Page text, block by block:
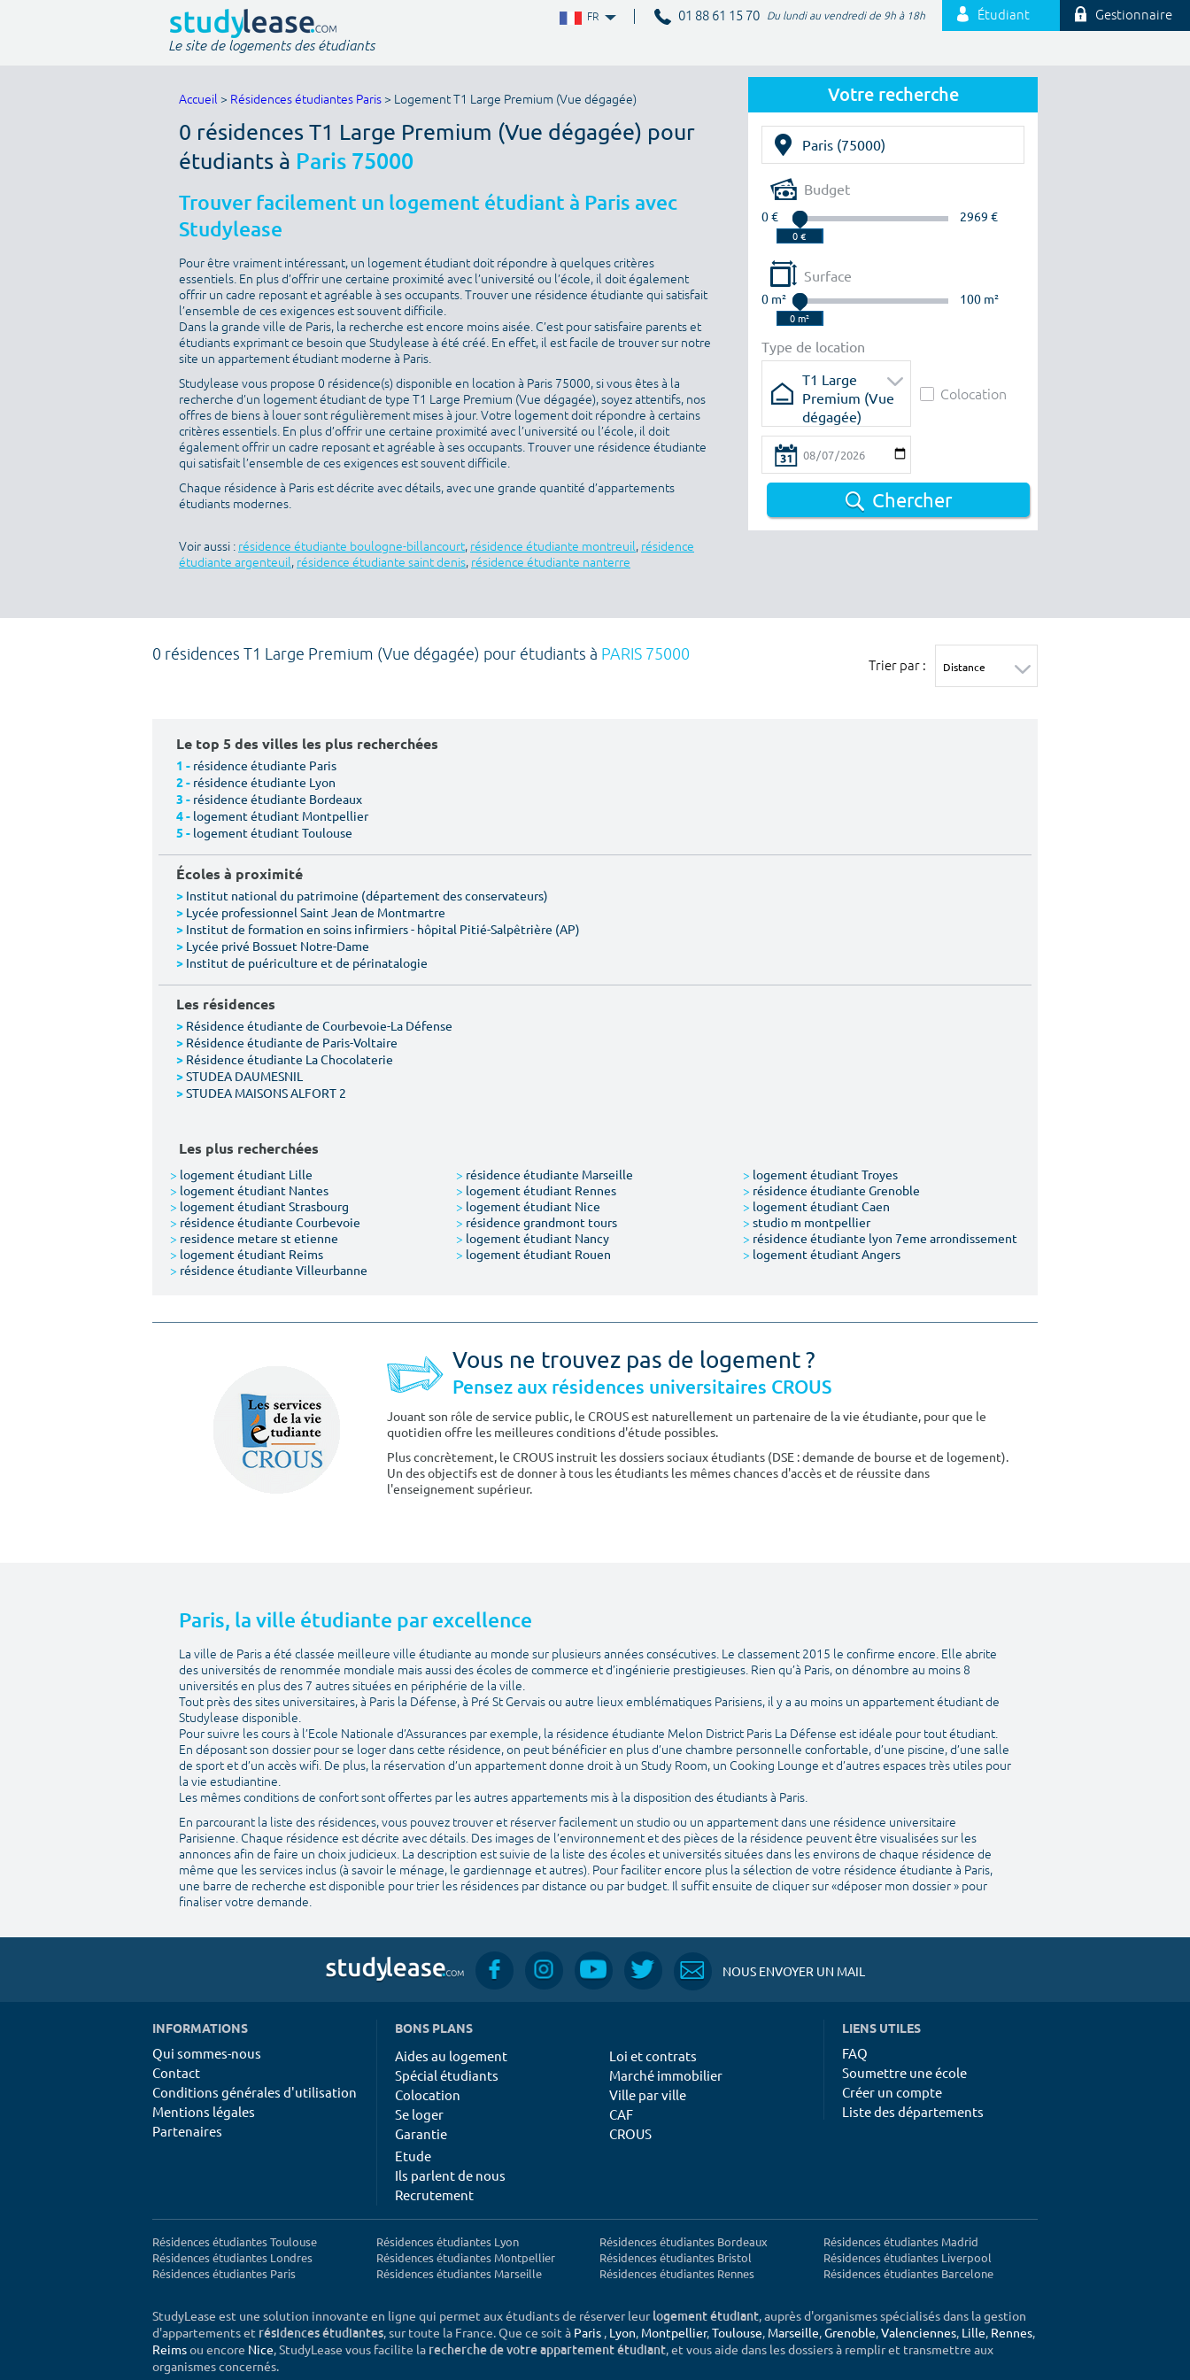
FR 01 88 61 15 70 Du lundi au vendredi de 9h à 18h Étudiant Gestionnaire
Le site de logements des étudiants
Votre recherche
Budget
0 € 2969 €
Surface
0 m² 100 m²
Type de location
T1 Large
Premium (Vue
dégagée)
Colocation
Chercher
Accueil > Résidences étudiantes Paris > Logement T1 Large Premium (Vue dégagée)
0 résidences T1 Large Premium (Vue dégagée) pour
étudiants à Paris 75000
Trouver facilement un logement étudiant à Paris avec
Studylease
Pour être vraiment intéressant, un logement étudiant doit répondre à quelques critères
essentiels. En plus d’offrir une certaine proximité avec l’université ou l’école, il doit également
offrir un cadre reposant et agréable à ses occupants. Trouver une résidence étudiante qui satisfait
l’ensemble de ces exigences est souvent difficile.
Dans la grande ville de Paris, la recherche est encore moins aisée. C’est pour satisfaire parents et
étudiants exprimant ce besoin que Studylease à été créé. En effet, il est facile de trouver sur notre
site un appartement étudiant moderne à Paris.
Studylease vous propose 0 résidence(s) disponible en location à Paris 75000, si vous êtes à la
recherche d’un logement étudiant de type T1 Large Premium (Vue dégagée), soyez attentifs, nos
offres de biens à louer sont régulièrement mises à jour. Votre logement doit répondre à certains
critères essentiels. En plus d’offrir une certaine proximité avec l’université ou l’école, il doit
également offrir un cadre reposant et agréable à ses occupants. Trouver une résidence étudiante
qui satisfait l’ensemble de ces exigences est souvent difficile.
Chaque résidence à Paris est décrite avec détails, avec une grande quantité d’appartements
étudiants modernes.
Voir aussi : résidence étudiante boulogne-billancourt, résidence étudiante montreuil, résidence
étudiante argenteuil, résidence étudiante saint denis, résidence étudiante nanterre
0 résidences T1 Large Premium (Vue dégagée) pour étudiants à PARIS 75000
Trier par :
Le top 5 des villes les plus recherchées
1 - résidence étudiante Paris
2 - résidence étudiante Lyon
3 - résidence étudiante Bordeaux
4 - logement étudiant Montpellier
5 - logement étudiant Toulouse
Écoles à proximité
> Institut national du patrimoine (département des conservateurs)
> Lycée professionnel Saint Jean de Montmartre
> Institut de formation en soins infirmiers - hôpital Pitié-Salpêtrière (AP)
> Lycée privé Bossuet Notre-Dame
> Institut de puériculture et de périnatalogie
Les résidences
> Résidence étudiante de Courbevoie-La Défense
> Résidence étudiante de Paris-Voltaire
> Résidence étudiante La Chocolaterie
>STUDEA DAUMESNIL
>STUDEA MAISONS ALFORT 2
Les plus recherchées
> logement étudiant Lille > résidence étudiante Marseille > logement étudiant Troyes
> logement étudiant Nantes > logement étudiant Rennes > résidence étudiante Grenoble
> logement étudiant Strasbourg > logement étudiant Nice > logement étudiant Caen
> résidence étudiante Courbevoie > résidence grandmont tours > studio m montpellier
> residence metare st etienne > logement étudiant Nancy > résidence étudiante lyon 7eme arrondissement
> logement étudiant Reims > logement étudiant Rouen > logement étudiant Angers
> résidence étudiante Villeurbanne
Vous ne trouvez pas de logement ?
Pensez aux résidences universitaires CROUS
Jouant son rôle de service public, le CROUS est naturellement un partenaire de la vie étudiante, pour que le
quotidien offre les meilleures conditions d'étude possibles.
Plus concrètement, le CROUS instruit les dossiers sociaux étudiants (DSE : demande de bourse et de logement).
Un des objectifs est de donner à tous les étudiants les mêmes chances d'accès et de réussite dans
l'enseignement supérieur.
Paris, la ville étudiante par excellence
La ville de Paris a été classée meilleure ville étudiante au monde sur plusieurs années consécutives. Le classement 2015 le confirme encore. Elle abrite
des universités de renommée mondiale mais aussi des écoles de commerce et d’ingénierie prestigieuses. Rien qu’à Paris, on dénombre au moins 8
universités en plus des 7 autres situées en périphérie de la ville.
Tout près des sites universitaires, à Paris la Défense, à Pré St Gervais ou autre lieux emblématiques Parisiens, il y a au moins un appartement étudiant de
Studylease disponible.
Pour suivre les cours à l’Ecole Nationale d’Assurances par exemple, la résidence étudiante Melon District Paris La Défense est idéale pour tout étudiant.
En déposant son dossier pour se loger dans cette résidence, on peut bénéficier en plus d’une chambre personnelle confortable, d’une piscine, d’une salle
de sport et d’un accès wifi. De plus, la réservation d’un appartement donne droit à un Study Room, un Cooking Lounge et d’autres espaces très utiles pour
la vie estudiantine.
Les mêmes conditions de confort sont offertes par les autres appartements mis à la disposition des étudiants à Paris.
En parcourant la liste des résidences, vous pouvez trouver et réserver facilement un studio ou un appartement dans une résidence universitaire
Parisienne. Chaque résidence est décrite avec détails. Des images de l’environnement et des pièces de la résidence peuvent être visualisées sur les
annonces afin de faire un choix judicieux. La description est suivie de la liste des écoles et universités situées dans les environs de chaque résidence de
même que les services inclus (à savoir le ménage, le gardiennage et autres). Pour faciliter encore plus la sélection de votre résidence étudiante à Paris,
une barre de recherche est disponible pour trier les résidences par distance ou par budget. Il suffit ensuite de cliquer sur «déposer mon dossier » pour
finaliser votre demande.
NOUS ENVOYER UN MAIL
INFORMATIONS
Qui sommes-nous
Contact
Conditions générales d'utilisation
Mentions légales
Partenaires
BONS PLANS
Aides au logement
Spécial étudiants
Colocation
Se loger
Garantie
Loi et contrats
Marché immobilier
Ville par ville
CAF
CROUS
Etude
Ils parlent de nous
Recrutement
LIENS UTILES
FAQ
Soumettre une école
Créer un compte
Liste des départements
Résidences étudiantes Toulouse
Résidences étudiantes Londres
Résidences étudiantes Paris
Résidences étudiantes Lyon
Résidences étudiantes Montpellier
Résidences étudiantes Marseille
Résidences étudiantes Bordeaux
Résidences étudiantes Bristol
Résidences étudiantes Rennes
Résidences étudiantes Madrid
Résidences étudiantes Liverpool
Résidences étudiantes Barcelone
StudyLease est une solution innovante en ligne qui permet aux étudiants de réserver leurlogement étudiant, auprès d'organismes spécialisés dans la gestion
d'appartements et résidences étudiantes, sur toute la France. Que ce soit à Paris , Lyon, Montpellier,Toulouse, Marseille,Grenoble,Valenciennes, Lille, Rennes,
Reimsou encore Nice, StudyLease vous facilite la recherche de votre appartement étudiant, et vous aide dans les dossiers à remplir et transmettre aux
organismes concernés.